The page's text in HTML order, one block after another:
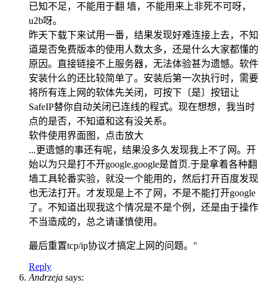
已知不足，不能用于翻 墙，不能用来上非死不可呀，
u2b呀。
昨天下载下来试用一番，结果发现好难连接上去，不知
道是否免费版本的使用人数太多，还是什么大家都懂的
原因。直接链接不上服务器，无法体验甚为遗憾。软件
安装什么的还比较简单了。安装后第一次执行时，需要
将所有连上网的软体先关闭，可按下〔是〕按钮让
SafeIP替你自动关闭已连线的程式。现在想想，我当时
点的是否，不知道和这有没关系。
软件使用界面图，点击放大
...更遗憾的事还有呢，结果没多久发现我上不了网。开
始以为只是打不开google,google是首页.于是拿着各种翻
墙工具轮番实验，就没一个能用的，然后打开百度发现
也无法打开。才发现是上不了网，不是不能打开google
了。不知道出现我这个情况是不是个例，还是由于操作
不当造成的，总之请谨慎使用。
最后重置tcp/ip协议才搞定上网的问题。"
Reply
Andrzeja says: